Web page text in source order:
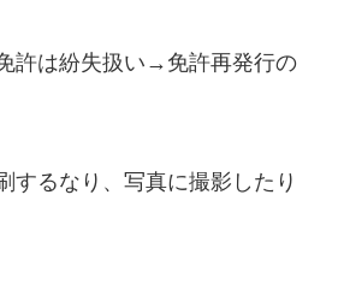
許は紛失扱い→免許再発行の
するなり、写真に撮影したり